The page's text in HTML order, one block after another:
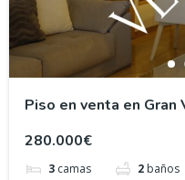
Piso en venta en Gran
280.000€
3 camas 2 baños